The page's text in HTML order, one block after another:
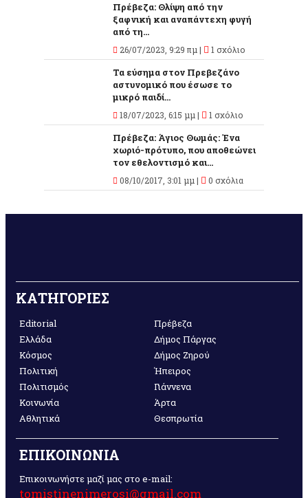
Πρέβεζα: Θλίψη από την
ξαφνική και αναπάντεχη φυγή
από τη...
26/07/2023, 9:29 πμ | 1 σχόλιο
Τα εύσημα στον Πρεβεζάνο
αστυνομικό που έσωσε το
μικρό παιδί...
18/07/2023, 6:15 μμ | 1 σχόλιο
Πρέβεζα: Άγιος Θωμάς: Ένα
χωριό-πρότυπο, που αποθεώνει
τον εθελοντισμό και...
08/10/2017, 3:01 μμ | 0 σχόλια
ΚΑΤΗΓΟΡΙΕΣ
Editorial
Ελλάδα
Κόσμος
Πολιτική
Πολιτισμός
Κοινωνία
Αθλητικά
Πρέβεζα
Δήμος Πάργας
Δήμος Ζηρού
Ήπειρος
Γιάννενα
Άρτα
Θεσπρωτία
ΕΠΙΚΟΙΝΩΝΙΑ
Επικοινωνήστε μαζί μας στο e-mail:
tomistinenimerosi@gmail.com